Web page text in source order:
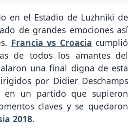
en el Estadio de Luzhniki de
de grandes emociones así
Francia vs Croacia cumplió
de todos los amantes del
una final digna de esta
por Didier Deschamps
en un partido que supieron
claves y se quedaron
2018.